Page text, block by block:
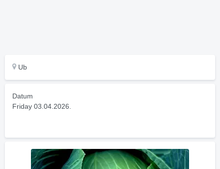
Ub
Datum
Friday 03.04.2026.